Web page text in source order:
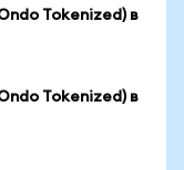
Tokenized) в
Tokenized) в